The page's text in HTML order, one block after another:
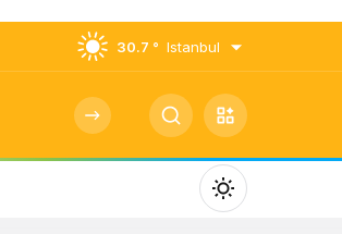
30.7 ° Istanbul
Mod
değiştir